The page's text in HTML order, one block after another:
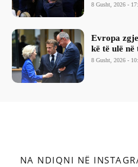
8 Gusht, 2026 -
Evropa
kë të ulë në
8 Gusht, 2026 -
NA NDIQNI NË